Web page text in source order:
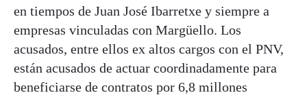
en tiempos de Juan José Ibarretxe y siempre a
empresas vinculadas con Margüello. Los
acusados, entre ellos ex altos cargos con el PNV,
están acusados de actuar coordinadamente para
beneficiarse de contratos por 6,8 millones